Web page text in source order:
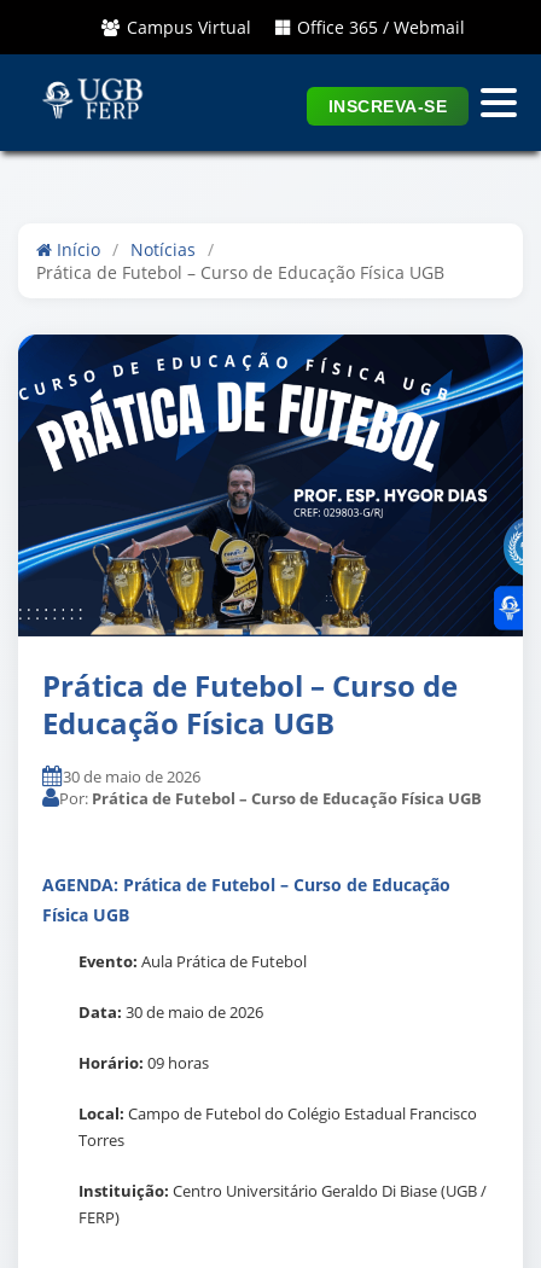
Campus Virtual Office 365 / Webmail
INSCREVA-SE
Início / Notícias /
Prática de Futebol – Curso de Educação Física UGB
Prática de Futebol – Curso de
Educação Física UGB
30 de maio de 2026
Por: Prática de Futebol – Curso de Educação Física UGB
AGENDA: Prática de Futebol – Curso de Educação
Física UGB
Evento: Aula Prática de Futebol
Data: 30 de maio de 2026
Horário: 09 horas
Local: Campo de Futebol do Colégio Estadual Francisco
Torres
Instituição: Centro Universitário Geraldo Di Biase (UGB /
FERP)